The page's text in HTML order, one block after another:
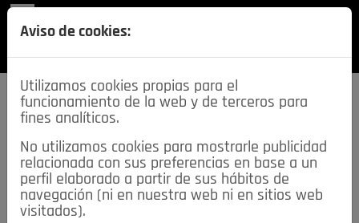
SECCIONES
descarga esta
REVISTA
Aviso de cookies:
Utilizamos cookies propias para el
funcionamiento de la web y de terceros para
fines analíticos.
No utilizamos cookies para mostrarle publicidad
relacionada con sus preferencias en base a un
perfil elaborado a partir de sus hábitos de
navegación (ni en nuestra web ni en sitios web
visitados).